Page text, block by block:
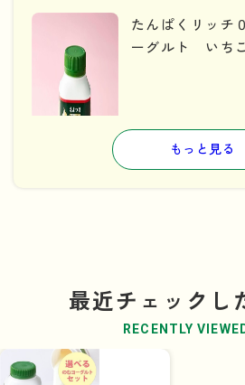
たんぱくリッチ
ーグルト いち
もっと見る
最近チェックし
RECENTLY